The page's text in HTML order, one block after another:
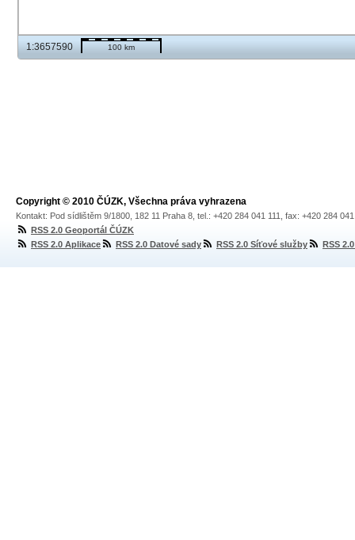
1:3657590 100 km
Copyright © 2010 ČÚZK, Všechna práva vyhrazena
Kontakt: Pod sídlištěm 9/1800, 182 11 Praha 8, tel.: +420 284 041 111, fax: +420 284
RSS 2.0 Geoportál ČÚZK
RSS 2.0 Aplikace
RSS 2.0 Datové sady RSS 2.0 Síťové služby RSS